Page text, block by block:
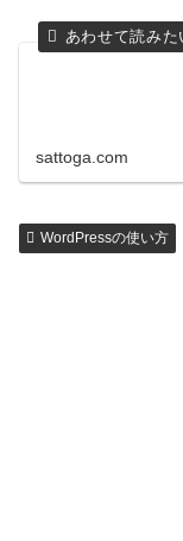
sattoga.com
WordPressの使い方